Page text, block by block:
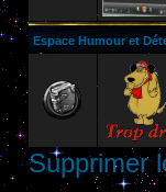
Espace Humour et
Supprimer